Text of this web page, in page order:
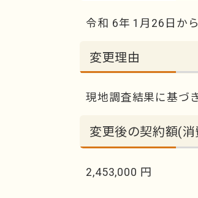
令和 6年 1月26日か
変更理由
現地調査結果に基づ
変更後の契約額(
2,453,000 円